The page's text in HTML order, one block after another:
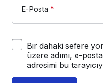
E-Posta *
Bir dahaki sefere
üzere adımı, e-
adresimi bu